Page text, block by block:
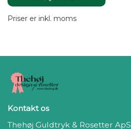
Priser er inkl. moms
Kontakt os
Thehøj Guldtryk & Rosetter ApS